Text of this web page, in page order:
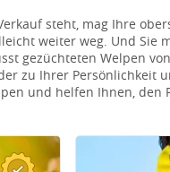
steht, mag Ihre
weiter weg. Und Sie
gezüchteten Welpen
zu Ihrer Persönlichkeit
und helfen Ihnen, den